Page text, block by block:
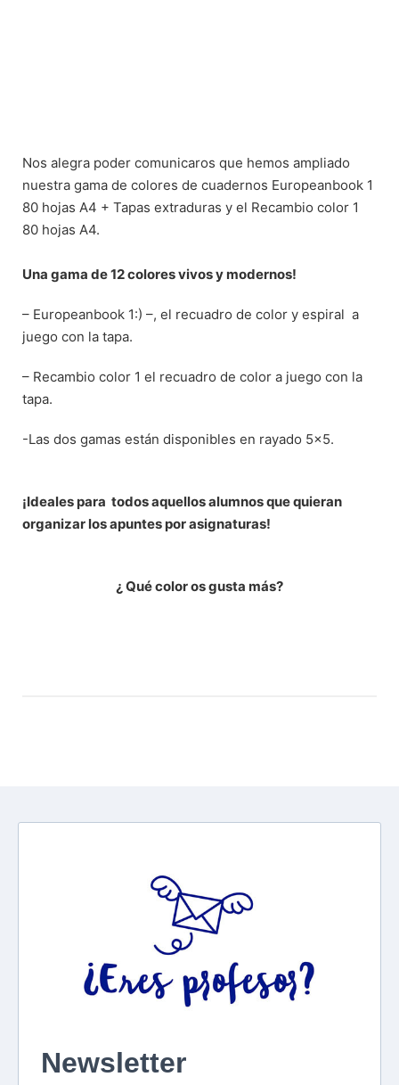
Nos alegra poder comunicaros que hemos ampliado
nuestra gama de colores de cuadernos Europeanbook 1
80 hojas A4 + Tapas extraduras y el Recambio color 1
80 hojas A4.
Una gama de 12 colores vivos y modernos!
– Europeanbook 1:) –, el recuadro de color y espiral a
juego con la tapa.
– Recambio color 1 el recuadro de color a juego con la
tapa.
-Las dos gamas están disponibles en rayado 5×5.
¡Ideales para todos aquellos alumnos que quieran
organizar losapuntes porasignaturas!
¿ Qué color os gusta más?